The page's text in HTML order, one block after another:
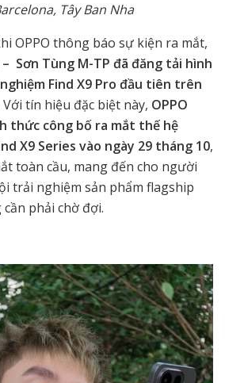
Tây Ban Nha
OPPO thông báo sự kiện ra mắt,
Sơn Tùng M-TP đã đăng tải hình
Find X9 Pro đầu tiên trên
Với tín hiệu đặc biệt này, OPPO
thức công bố ra mắt thế hệ
X9 Series vào ngày 29 tháng 10,
toàn cầu, mang đến cho người
trải nghiệm sản phẩm flagship
phải chờ đợi.